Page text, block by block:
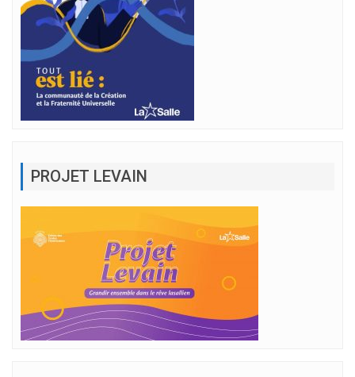
PROJET LEVAIN